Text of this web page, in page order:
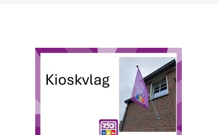
VRIENDEN VAN
CONTACT